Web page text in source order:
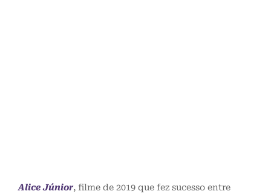
Alice Júnior, filme de 2019 que fez sucesso entre